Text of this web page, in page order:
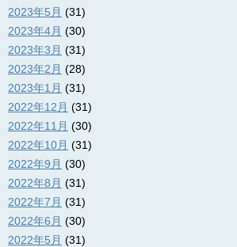
2023年5月 (31)
2023年4月 (30)
2023年3月 (31)
2023年2月 (28)
2023年1月 (31)
2022年12月 (31)
2022年11月 (30)
2022年10月 (31)
2022年9月 (30)
2022年8月 (31)
2022年7月 (31)
2022年6月 (30)
2022年5月 (31)